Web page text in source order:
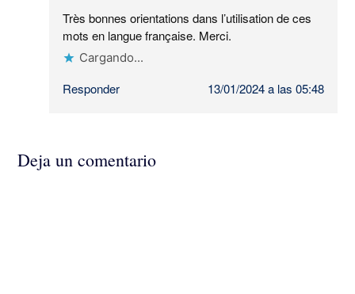
Très bonnes orientations dans l’utilisation de ces
mots en langue française. Merci.
Cargando...
Responder 13/01/2024 a las 05:48
Deja un comentario